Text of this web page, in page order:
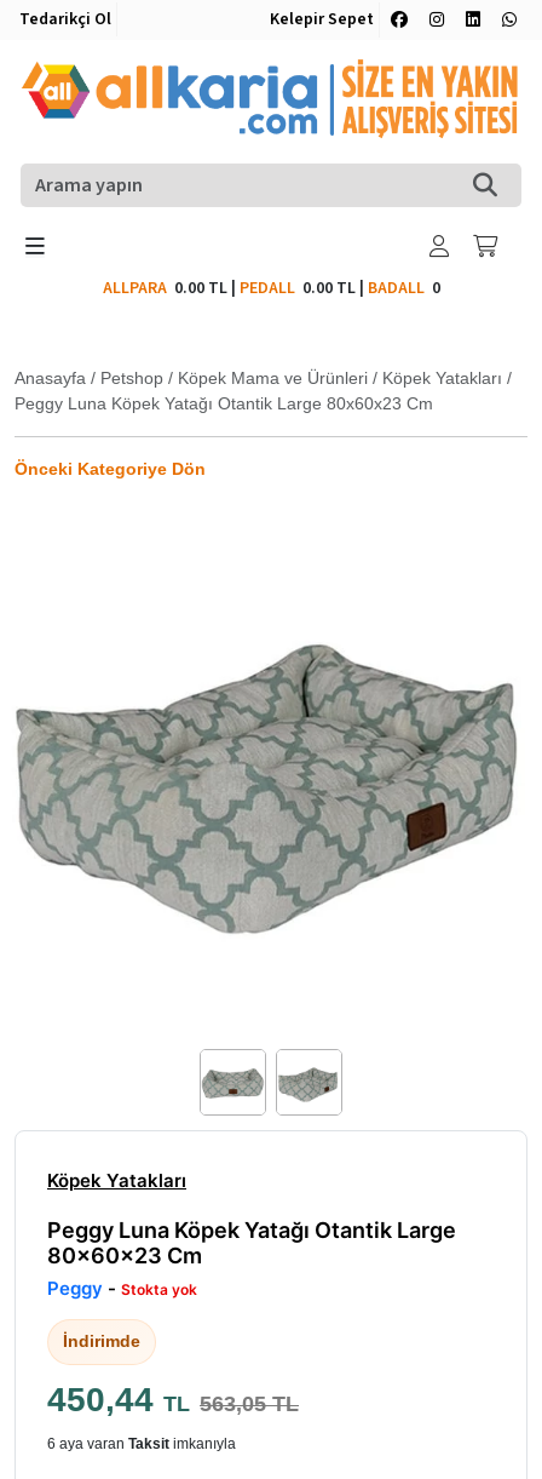
Tedarikçi Ol Kelepir Sepet
ALLPARA 0.00 TL| PEDALL 0.00 TL| BADALL0
Anasayfa / Petshop / Köpek Mama ve Ürünleri / Köpek Yatakları /
Peggy Luna Köpek Yatağı Otantik Large 80x60x23 Cm
Önceki Kategoriye Dön
Köpek Yatakları
Peggy Luna Köpek Yatağı Otantik Large
80x60x23 Cm
Peggy - Stokta yok
İndirimde
450,44 TL 563,05 TL
6 aya varan Taksit imkanıyla